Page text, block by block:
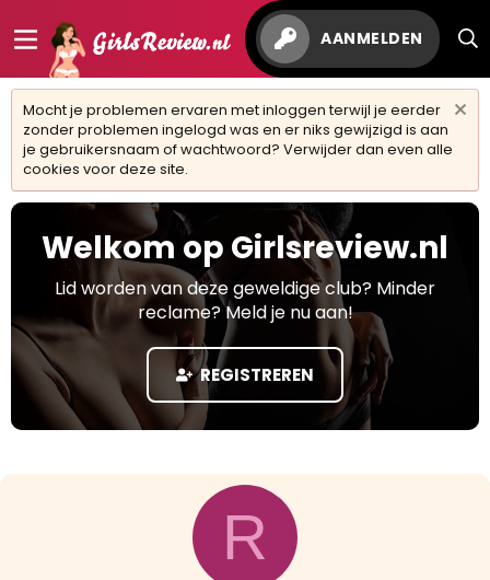
AANMELDEN
Mocht je problemen ervaren met inloggen terwijl je eerder
zonder problemen ingelogd was en er niks gewijzigd is aan
je gebruikersnaam of wachtwoord? Verwijder dan even alle
cookies voor deze site.
Welkom op Girlsreview.nl
Lid worden van deze geweldige club? Minder
reclame? Meld je nu aan!
REGISTREREN
R